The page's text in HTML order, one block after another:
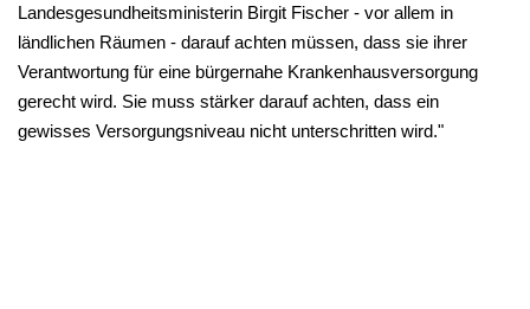
Landesgesundheitsministerin Birgit Fischer - vor allem in
ländlichen Räumen - darauf achten müssen, dass sie ihrer
Verantwortung für eine bürgernahe Krankenhausversorgung
gerecht wird. Sie muss stärker darauf achten, dass ein
gewisses Versorgungsniveau nicht unterschritten wird."